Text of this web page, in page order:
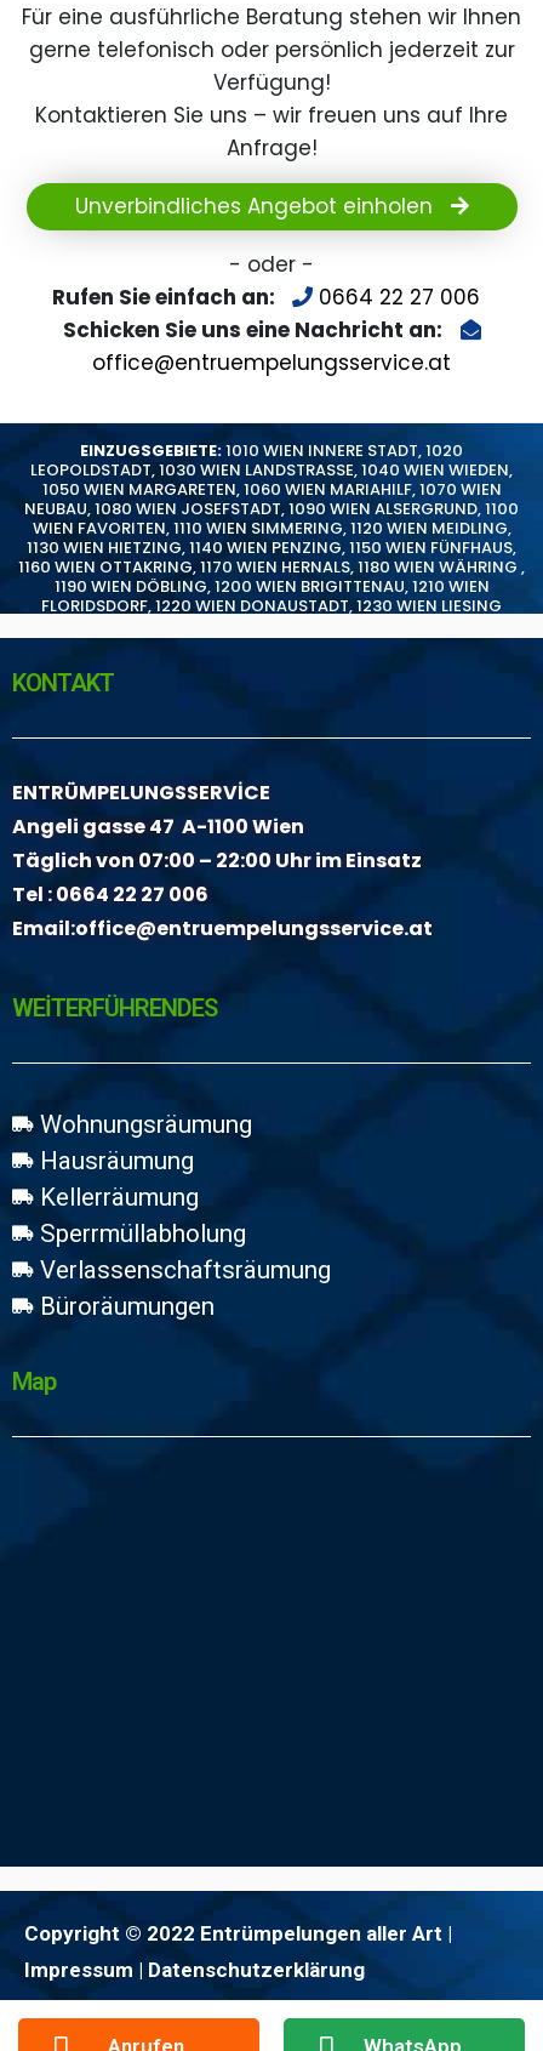
Für eine ausführliche Beratung stehen wir Ihnen
gerne telefonisch oder persönlich jederzeit zur
Verfügung!
Kontaktieren Sie uns – wir freuen uns auf Ihre
Anfrage!
Unverbindliches Angebot einholen
- oder -
Rufen Sie einfach an:
0664 22 27 006
Schicken Sie uns eine Nachricht an:
office@entruempelungsservice.at
EINZUGSGEBIETE:1010 WIEN INNERE STADT,1020
LEOPOLDSTADT,1030 WIEN LANDSTRASSE,1040 WIEN WIEDEN,
1050 WIEN MARGARETEN,1060 WIEN MARIAHILF,1070 WIEN
NEUBAU,1080 WIEN JOSEFSTADT,1090 WIEN ALSERGRUND,1100
WIEN FAVORITEN,1110 WIEN SIMMERING,1120 WIEN MEIDLING,
1130 WIEN HIETZING,1140 WIEN PENZING,1150 WIEN FÜNFHAUS,
1160 WIEN OTTAKRING,1170 WIEN HERNALS,1180 WIEN WÄHRING ,
1190 WIEN DÖBLING,1200 WIEN BRIGITTENAU,1210 WIEN
FLORIDSDORF,1220 WIEN DONAUSTADT,1230 WIEN LIESING
KONTAKT
ENTRÜMPELUNGSSERVİCE
Angeli gasse 47 A-1100 Wien
Täglich von 07:00 – 22:00 Uhr im Einsatz
Tel :0664 22 27 006
Email:office@entruempelungsservice.at
WEİTERFÜHRENDES
Wohnungsräumung
Hausräumung
Kellerräumung
Sperrmüllabholung
Verlassenschaftsräumung
Büroräumungen
Map
Copyright © 2022 Entrümpelungen aller Art |
Impressum | Datenschutzerklärung
Anrufen WhatsApp